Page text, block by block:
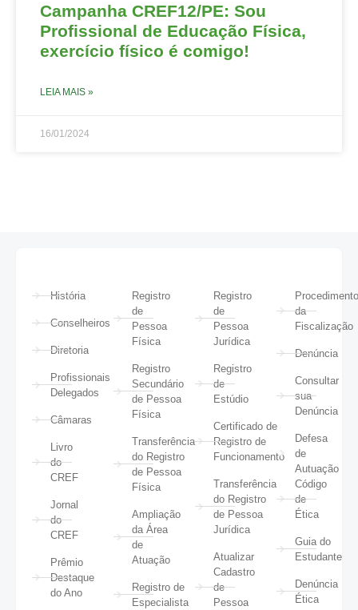
Campanha CREF12/PE: Sou
Profissional de Educação Física,
exercício físico é comigo!
LEIA MAIS »
16/01/2024
História
Conselheiros
Diretoria
Profissionais
Delegados
Câmaras
Livro
do
CREF
Jornal
do
CREF
Prêmio
Destaque
do Ano
Registro
de
Pessoa
Física
Registro
Secundário
de Pessoa
Física
Transferência
do Registro
de Pessoa
Física
Ampliação
da Área
de
Atuação
Registro de
Especialista
Registro
de
Pessoa
Jurídica
Registro
de
Estúdio
Certificado de
Registro de
Funcionamento
Transferência
do Registro
de Pessoa
Jurídica
Atualizar
Cadastro
de
Pessoa
da
Fiscalização
Denúncia
Consultar
sua
Denúncia
Defesa
de
Autuação
Código
de
Ética
Guia do
Estudante
Denúncia
Ética